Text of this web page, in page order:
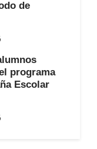
de
programa
Escolar